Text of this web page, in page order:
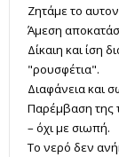
Ζητάμε το
Άμεση
Δίκαιη και ίση
"ρουσφέτια".
Διαφάνεια και
Παρέμβαση της
– όχι με σιωπή.
Το νερό δεν